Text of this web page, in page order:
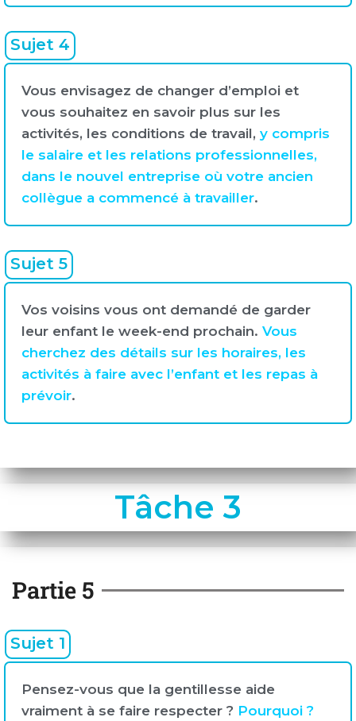
Sujet 4
Vous envisagez de changer d’emploi et
vous souhaitez en savoir plus sur les
activités, les conditions de travail, y compris
le salaire et les relations professionnelles,
dans le nouvel entreprise où votre ancien
collègue a commencé à travailler.
Sujet 5
Vos voisins vous ont demandé de garder
leur enfant le week-end prochain. Vous
cherchez des détails sur les horaires, les
activités à faire avec l’enfant et les repas à
prévoir.
Tâche 3
Partie 5
Sujet 1
Pensez-vous que la gentillesse aide
vraiment à se faire respecter ? Pourquoi ?